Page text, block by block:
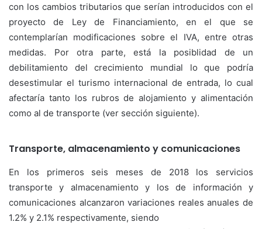
con los cambios tributarios que serían introducidos con el
proyecto de Ley de Financiamiento, en el que se
contemplarían modificaciones sobre el IVA, entre otras
medidas. Por otra parte, está la posiblidad de un
debilitamiento del crecimiento mundial lo que podría
desestimular el turismo internacional de entrada, lo cual
afectaría tanto los rubros de alojamiento y alimentación
como al de transporte (ver sección siguiente).
Transporte, almacenamiento y comunicaciones
En los primeros seis meses de 2018 los servicios
transporte y almacenamiento y los de información y
comunicaciones alcanzaron variaciones reales anuales de
1.2% y 2.1% respectivamente, siendo